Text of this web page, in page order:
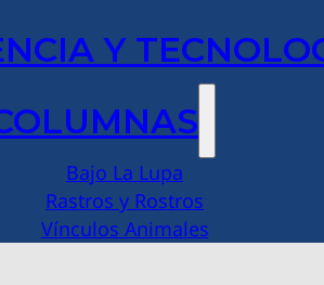
Y
Bajo La Lupa
Rastros y Rostros
Vínculos Animales